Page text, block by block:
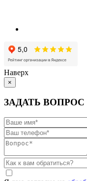
Наверх
×
ЗАДАТЬ